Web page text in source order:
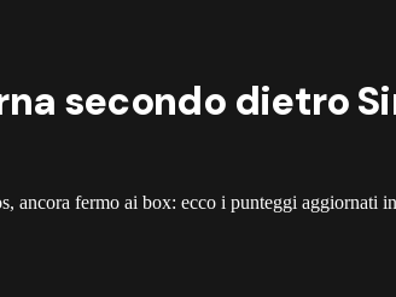
secondo dietro
ancora fermo ai box: ecco i punteggi aggiornati